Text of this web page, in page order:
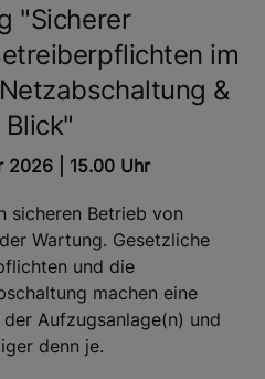
"Sicherer
im
&
2026 | 15.00 Uhr
sicheren Betrieb von
Wartung. Gesetzliche
und die
machen eine
Aufzugsanlage(n) und
denn je.